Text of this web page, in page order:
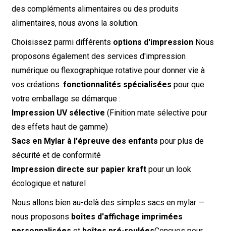
des compléments alimentaires ou des produits
alimentaires, nous avons la solution.
Choisissez parmi différents options d'impressionNous
proposons également des services d'impression
numérique ou flexographique rotative pour donner vie à
vos créations. fonctionnalités spécialisées pour que
votre emballage se démarque :
Impression UV sélective (Finition mate sélective pour
des effets haut de gamme)
Sacs en Mylar à l'épreuve des enfants pour plus de
sécurité et de conformité
Impression directe sur papier kraftpour un look
écologique et naturel
Nous allons bien au-delà des simples sacs en mylar —
nous proposons boîtes d'affichage imprimées